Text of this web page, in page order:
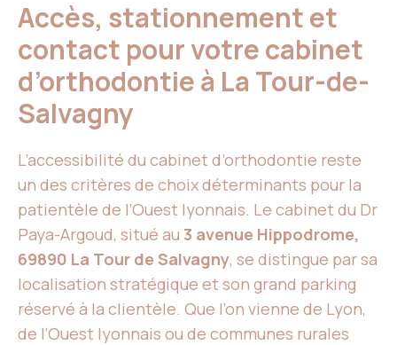
Accès, stationnement et
contact pour votre cabinet
d’orthodontie à La Tour-de-
Salvagny
L’accessibilité du cabinet d’orthodontie reste
un des critères de choix déterminants pour la
patientèle de l’Ouest lyonnais. Le cabinet du Dr
Paya-Argoud, situé au 3 avenue Hippodrome,
69890 La Tour de Salvagny, se distingue par sa
localisation stratégique et son grand parking
réservé à la clientèle. Que l’on vienne de Lyon,
de l’Ouest lyonnais ou de communes rurales